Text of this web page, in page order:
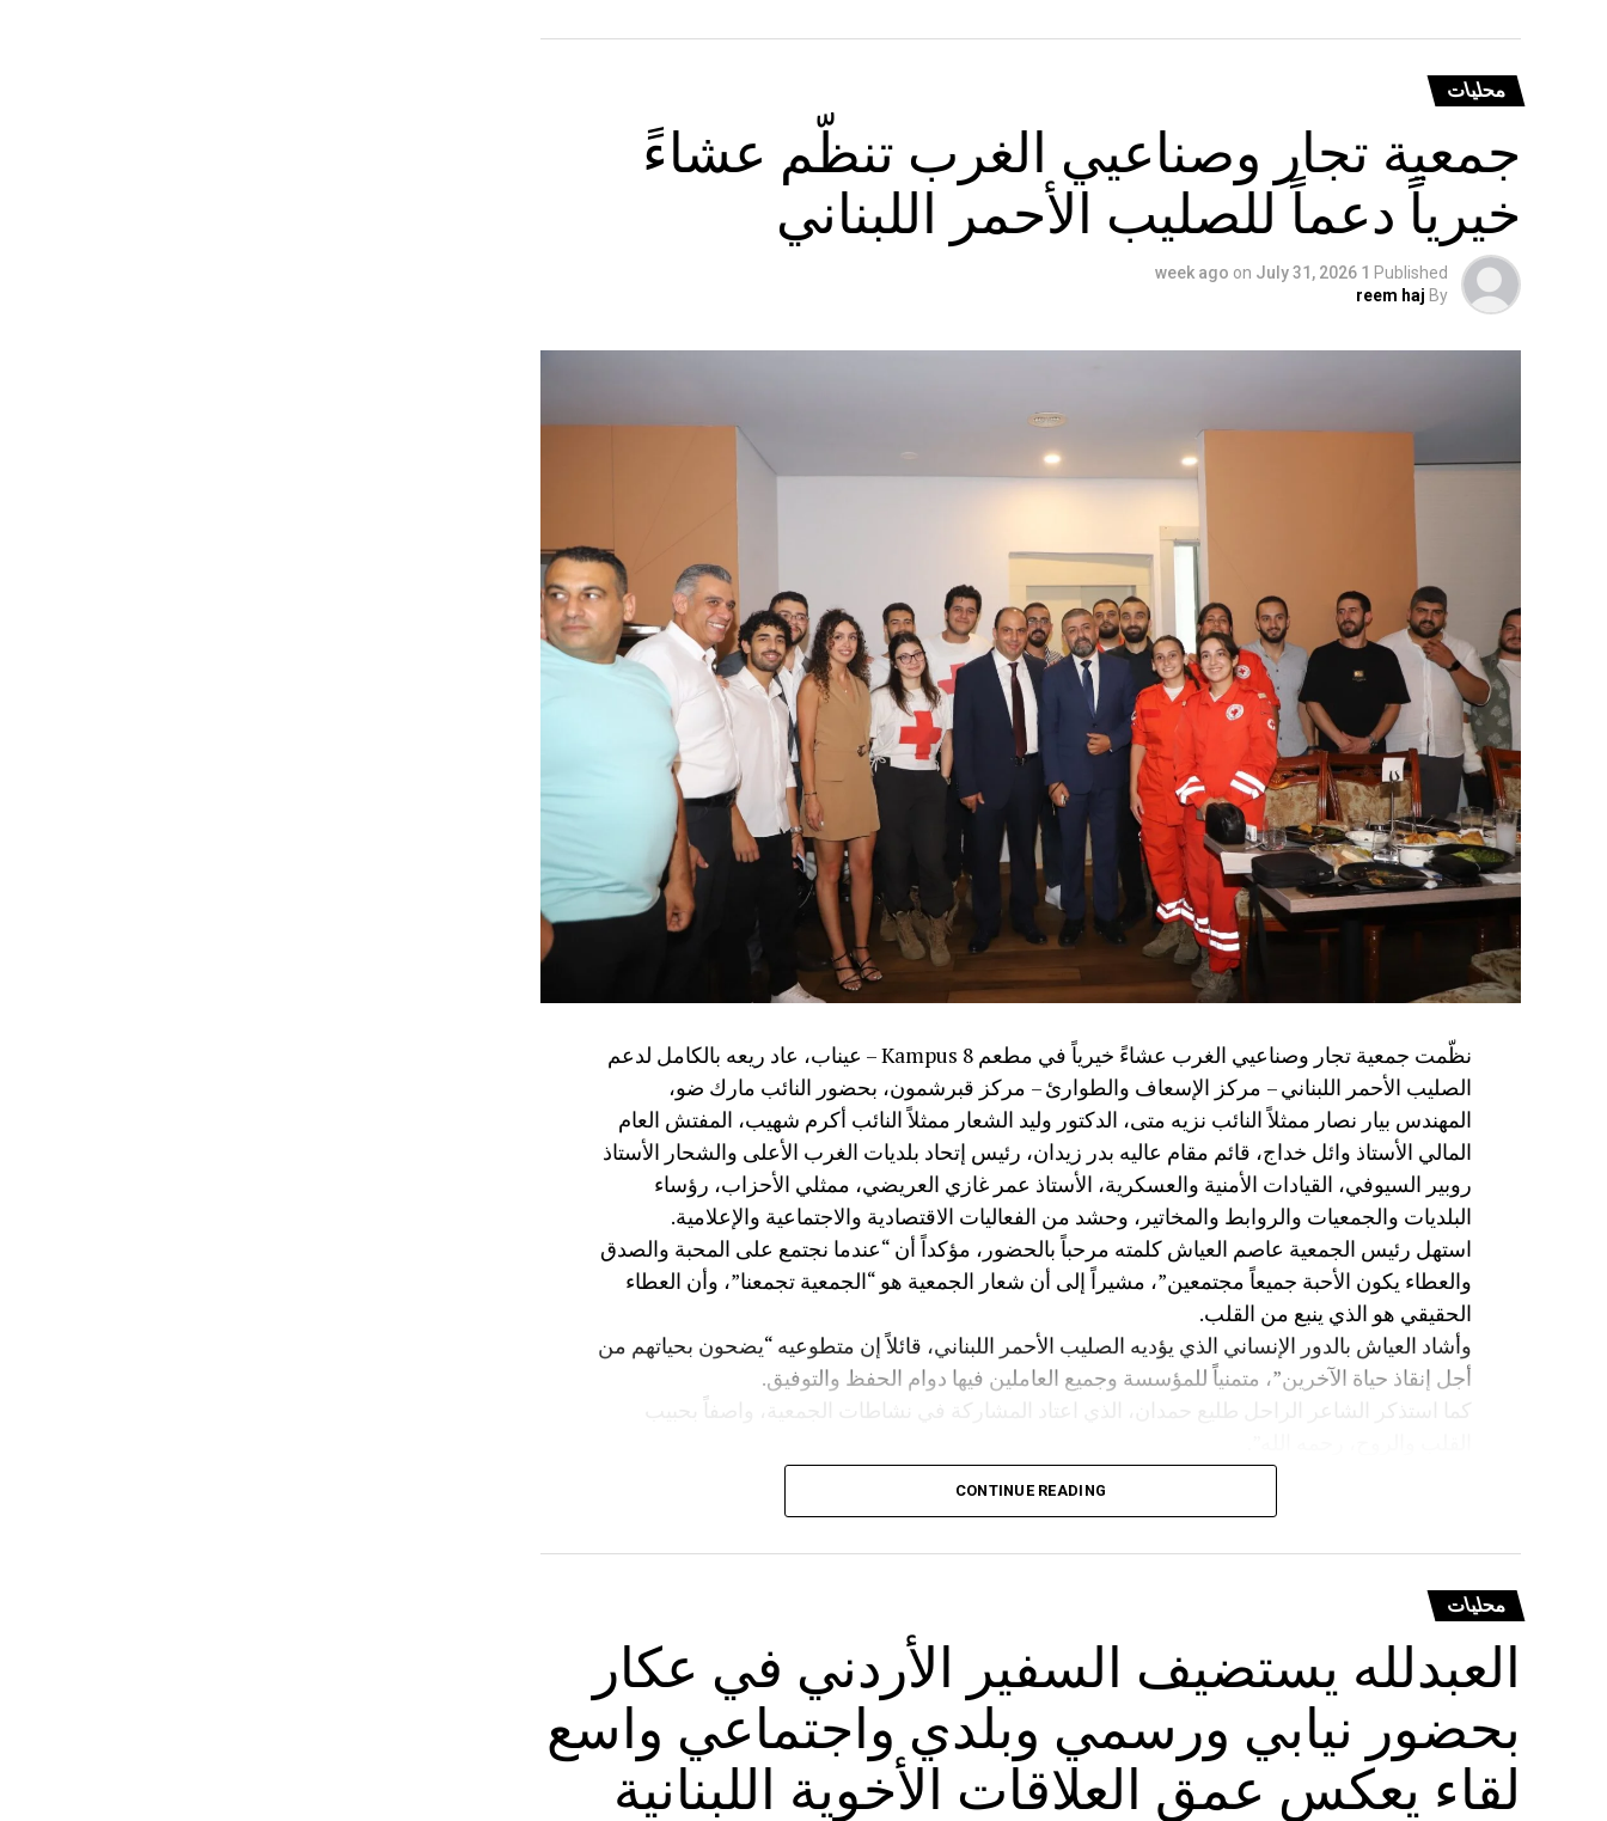
محليات
جمعية تجار وصناعيي الغرب تنظّم عشاءً
خيرياً دعماً للصليب الأحمر اللبناني
Published
1 week ago
on July 31, 2026
By
reem haj
نظّمت جمعية تجار وصناعيي الغرب عشاءً خيرياً في مطعم Kampus 8 – عيناب، عاد ريعه بالكامل لدعم
الصليب الأحمر اللبناني – مركز الإسعاف والطوارئ – مركز قبرشمون، بحضور النائب مارك ضو،
المهندس بيار نصار ممثلاً النائب نزيه متى، الدكتور وليد الشعار ممثلاً النائب أكرم شهيب، المفتش العام
المالي الأستاذ وائل خداج، قائم مقام عاليه بدر زيدان، رئيس إتحاد بلديات الغرب الأعلى والشحار الأستاذ
روبير السيوفي، القيادات الأمنية والعسكرية، الأستاذ عمر غازي العريضي، ممثلي الأحزاب، رؤساء
البلديات والجمعيات والروابط والمخاتير، وحشد من الفعاليات الاقتصادية والاجتماعية والإعلامية.
استهل رئيس الجمعية عاصم العياش كلمته مرحباً بالحضور، مؤكداً أن “عندما نجتمع على المحبة والصدق
والعطاء يكون الأحبة جميعاً مجتمعين”، مشيراً إلى أن شعار الجمعية هو “الجمعية تجمعنا”، وأن العطاء
الحقيقي هو الذي ينبع من القلب.
وأشاد العياش بالدور الإنساني الذي يؤديه الصليب الأحمر اللبناني، قائلاً إن متطوعيه “يضحون بحياتهم من
أجل إنقاذ حياة الآخرين”، متمنياً للمؤسسة وجميع العاملين فيها دوام الحفظ والتوفيق.
كما استذكر الشاعر الراحل طليع حمدان، الذي اعتاد المشاركة في نشاطات الجمعية، واصفاً بحبيب
وتوجّه بالشكر إلى الشاعر مازن غنام الذي لبّى الدعوة للمشاركة في الأمسية دعماً للصليب الأحمر
اللبناني، وإلى إدارة مطعم Kampus 8 والعاملين فيه، وعلى رأسهم الدكتور غازي الشعار صاحب المطعم
بمديرها العام رشا عثمان على مواكبتها الدائمة لنشاطات الجمعية، كما وجّه العياش الشكر إلى أعضاء
الهيئة الإدارية في الجمعية، مثنياً على الجهود الكبيرة التي بذلوها لإنجاح الأمسية، وخصّ بالشكر الجندي
المعروف سمير مرعي، واصفاً إياه بـ”كبيرنا ومشيرنا”، وإلى استديو جهاد على التغطية والتصوير، كما وجّه
العياش تحية خاصة إلى أفراد عائلته، وإلى عائلات أعضاء جمعية تجار وصناعيي الغرب، مثمناً دعمهم
وصبرهم خلال فترة التحضير للمناسبة، وقال: “شكراً لعائلتي، ولعائلات كل تجار وصناعيي الغرب الذين
عملوا معنا ولم يرونا خلال الأسبوعين الماضيين، فنجاح هذا العمل هو ثمرة دعمكم وتضحياتكم.” مؤكداً أن
هذا الإنجاز ما كان ليتحقق لولا تكاتف الجميع وروح الفريق التي تجمع أعضاء الجمعية.
CONTINUE READING
محليات
العبدلله يستضيف السفير الأردني في عكار
بحضور نيابي ورسمي وبلدي واجتماعي واسع
لقاء يعكس عمق العلاقات الأخوية اللبنانية